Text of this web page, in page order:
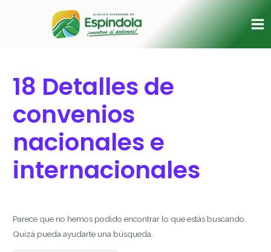
18 Detalles de
convenios
nacionales e
internacionales
Parece que no hemos podido encontrar lo que estás buscando.
Quizá pueda ayudarte una búsqueda.